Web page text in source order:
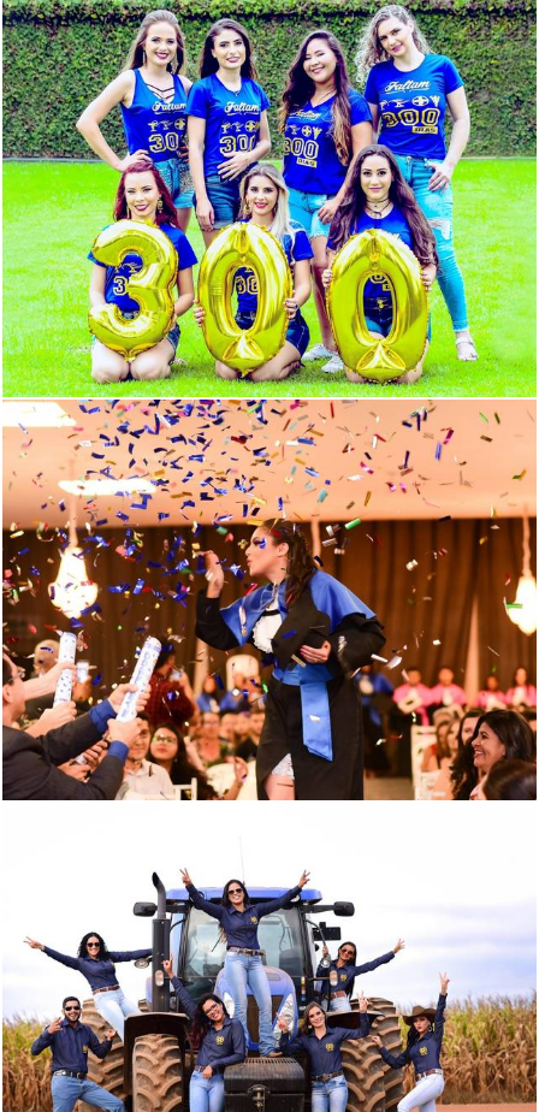
606 0
846 0
573 0